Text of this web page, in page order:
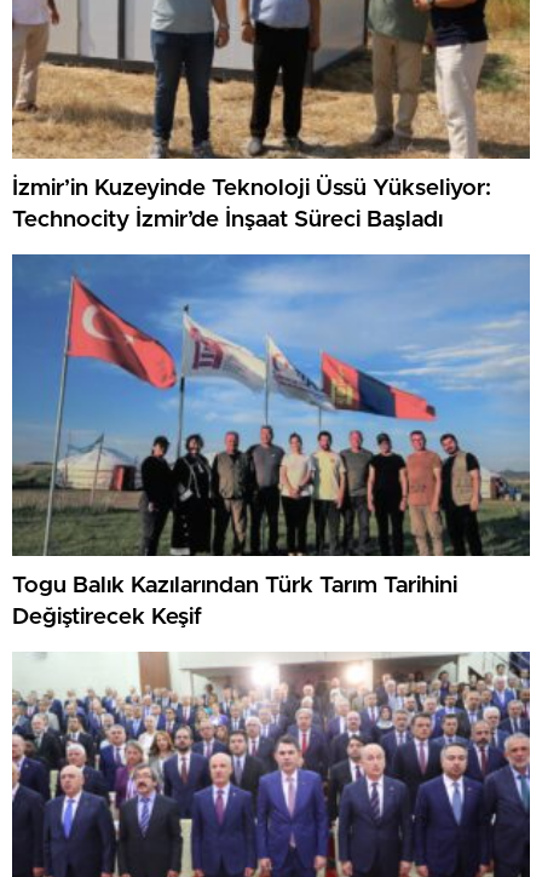
İzmir’in Kuzeyinde Teknoloji Üssü Yükseliyor:
Technocity İzmir’de İnşaat Süreci Başladı
Togu Balık Kazılarından Türk Tarım Tarihini
Değiştirecek Keşif